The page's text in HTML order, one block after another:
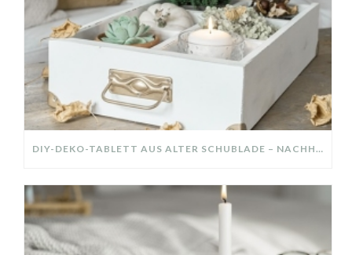
DIY-DEKO-TABLETT AUS ALTER SCHUBLADE – NACHHALTIGE HERBSTDEKO SELBER MACHEN!